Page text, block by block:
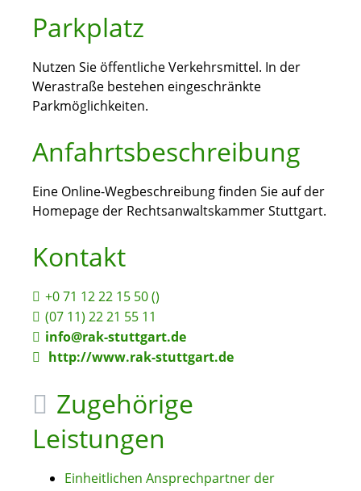
Parkplatz
Nutzen Sie öffentliche Verkehrsmittel. In der
Werastraße bestehen eingeschränkte
Parkmöglichkeiten.
Anfahrtsbeschreibung
Eine Online-Wegbeschreibung finden Sie auf der
Homepage der Rechtsanwaltskammer Stuttgart.
Kontakt
+0 71 12 22 15 50 ()
(07 11) 22 21 55 11
info@rak-stuttgart.de
http://www.rak-stuttgart.de
Zugehörige
Leistungen
Einheitlichen Ansprechpartner der